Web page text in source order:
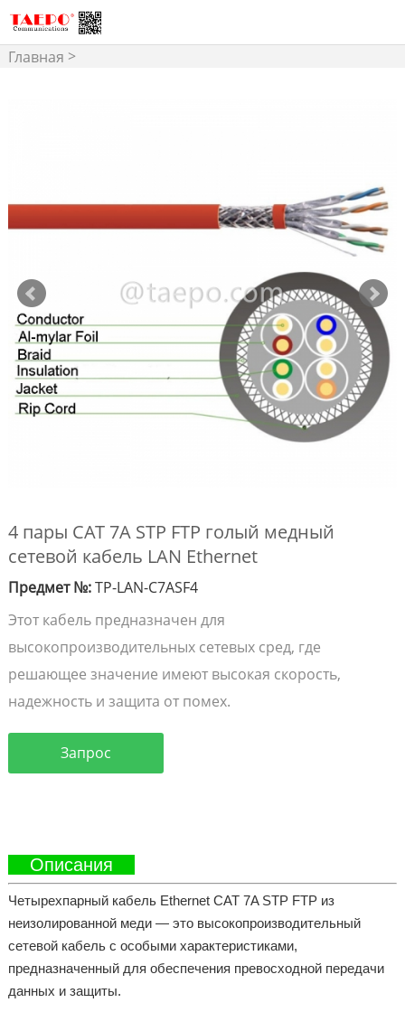
Главная >
4 пары CAT 7A STP FTP голый медный
сетевой кабель LAN Ethernet
Предмет №:TP-LAN-C7ASF4
Этот кабель предназначен для
высокопроизводительных сетевых сред, где
решающее значение имеют высокая скорость,
надежность и защита от помех.
Запрос
Описания
Четырехпарный кабель Ethernet CAT 7A STP FTP из
неизолированной меди — это высокопроизводительный
сетевой кабель с особыми характеристиками,
предназначенный для обеспечения превосходной передачи
данных и защиты.